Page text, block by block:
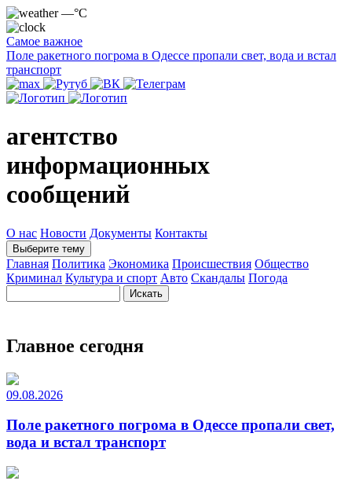
—°C
Самое важное
Поле ракетного погрома в Одессе пропали свет, вода и встал
транспорт
агентство
информационных
сообщений
О нас Новости Документы Контакты
Выберите тему
Главная Политика Экономика Происшествия Общество
Криминал Культура и спорт Авто Скандалы Погода
Главное сегодня
09.08.2026
Поле ракетного погрома в Одессе пропали свет,
вода и встал транспорт